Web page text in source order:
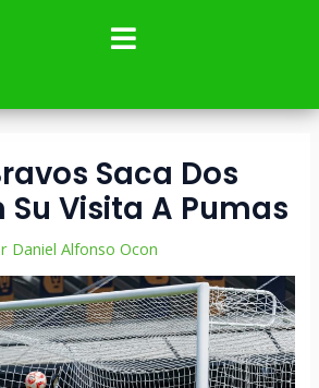
Saca Dos
Su Visita A Pumas
Daniel Alfonso Ocon